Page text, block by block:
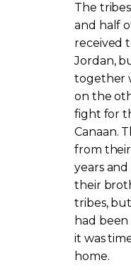
The
and half
received
Jordan,
together
on the
fight for
Canaan.
from their
years
their
tribes,
had
it was
home.